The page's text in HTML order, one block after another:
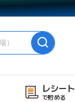
レシート
で貯める